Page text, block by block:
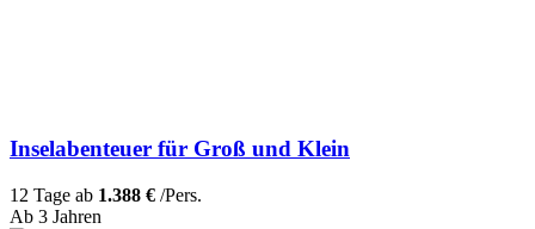
Inselabenteuer für Groß und Klein
12 Tage ab 1.388 € /Pers.
Ab 3 Jahren